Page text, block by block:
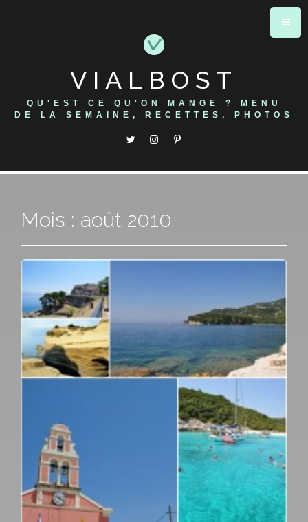
VIALBOST
QU'EST CE QU'ON MANGE ? MENU
DE LA SEMAINE, RECETTES, PHOTOS
Mois : août 2010